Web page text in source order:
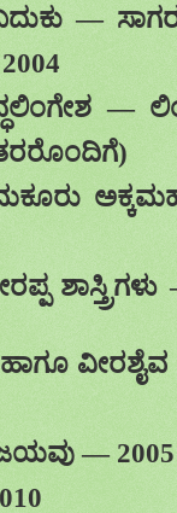
—
—
ಶಾಸ್ತ್ರಿಗಳು
ಹಾಗೂ
—2005